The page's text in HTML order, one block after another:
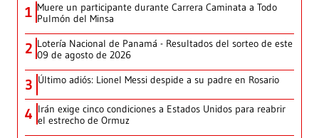
1 Muere un participante durante Carrera Caminata a Todo
Pulmón del Minsa
2 Lotería Nacional de Panamá - Resultados del sorteo de este
09 de agosto de 2026
3 Último adiós: Lionel Messi despide a su padre en Rosario
4 Irán exige cinco condiciones a Estados Unidos para reabrir
el estrecho de Ormuz